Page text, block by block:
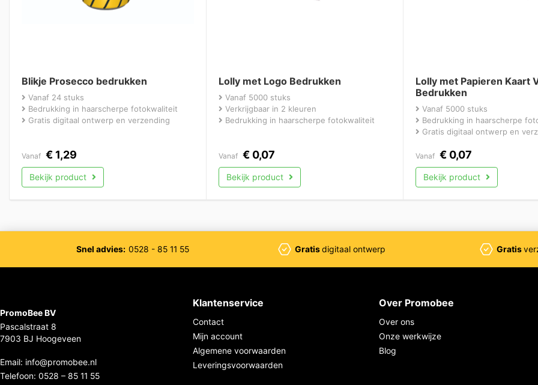
Blikje Prosecco bedrukken
Vanaf 24 stuks
Bedrukking in haarscherpe fotokwaliteit
Gratis digitaal ontwerp en verzending
Vanaf € 1,29
Bekijk product
Lolly met Logo Bedrukken
Vanaf 5000 stuks
Verkrijgbaar in 2 kleuren
Bedrukking in haarscherpe fotokwaliteit
Vanaf € 0,07
Bekijk product
Lolly met Papieren Kaart
Bedrukken
Vanaf 5000 stuks
Bedrukking in haarscherpe
Gratis digitaal ontwerp en
Vanaf € 0,07
Bekijk product
Snel advies: 0528 - 85 11 55 Gratisdigitaal ontwerp Gratis
PromoBee BV
Pascalstraat 8
7903 BJ Hoogeveen
Email: info@promobee.nl
Telefoon: 0528 – 85 11 55
Klantenservice
Contact
Mijn account
Algemene voorwaarden
Leveringsvoorwaarden
Over Promobee
Over ons
Onze werkwijze
Blog